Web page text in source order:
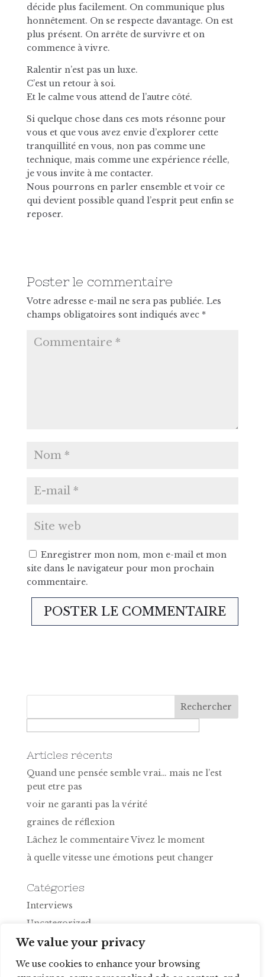
We value your privacy
We use cookies to enhance your browsing
décide plus facilement. On communique plus
honnêtement. On se respecte davantage. On est
plus présent. On arrête de survivre et on
commence à vivre.
Ralentir n’est pas un luxe.
C’est un retour à soi.
Et le calme vous attend de l’autre côté.
Si quelque chose dans ces mots résonne pour
vous et que vous avez envie d’explorer cette
tranquillité en vous, non pas comme une
technique, mais comme une expérience réelle,
je vous invite à me contacter.
Nous pourrons en parler ensemble et voir ce
qui devient possible quand l’esprit peut enfin se
reposer.
Poster le commentaire
Votre adresse e-mail ne sera pas publiée. Les
champs obligatoires sont indiqués avec *
Enregistrer mon nom, mon e-mail et mon
site dans le navigateur pour mon prochain
commentaire.
Articles récents
Quand une pensée semble vrai… mais ne l’est
peut etre pas
voir ne garanti pas la vérité
graines de réflexion
Lâchez le commentaire Vivez le moment
à quelle vitesse une émotions peut changer
Catégories
Interviews
Uncategorized
vlogue fr